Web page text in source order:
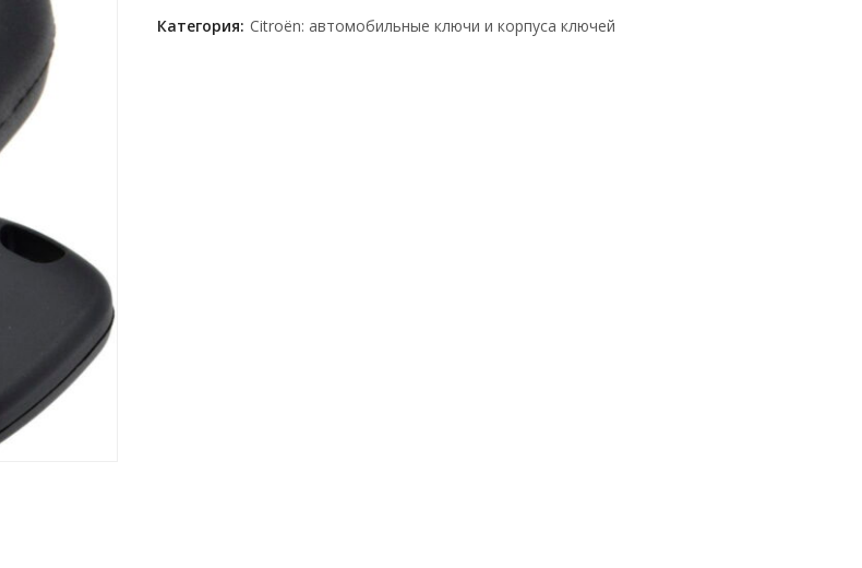
Категория: Citroën: автомобильные ключи и корпуса ключей